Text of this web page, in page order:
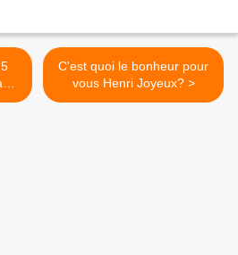
C'est quoi le bonheur pour
vous Henri Joyeux? >